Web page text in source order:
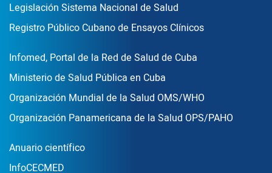
Legislación Sistema Nacional de Salud
Registro Público Cubano de Ensayos Clínicos
Enlace Footer3
Infomed, Portal de la Red de Salud de Cuba
Ministerio de Salud Pública en Cuba
Organización Mundial de la Salud OMS/WHO
Organización Panamericana de la Salud OPS/PAHO
Publicaciones
Anuario científico
InfoCECMED